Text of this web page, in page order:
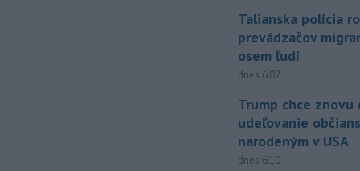
Talianska polícia
prevádzačov
osem ľudí
dnes 6:02
Trump chce
udeľovanie
narodeným v USA
dnes 6:10